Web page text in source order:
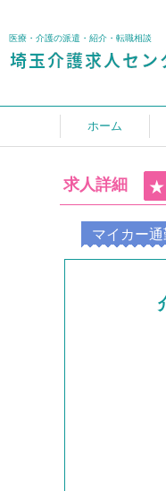
医療・介護の派遣・紹介・転職相談
ホーム
求人詳細
マイカー通